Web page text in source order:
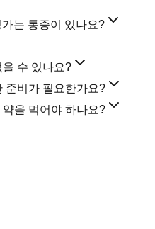
는 통증이 있나요?
수 있나요?
준비가 필요한가요?
을 먹어야 하나요?